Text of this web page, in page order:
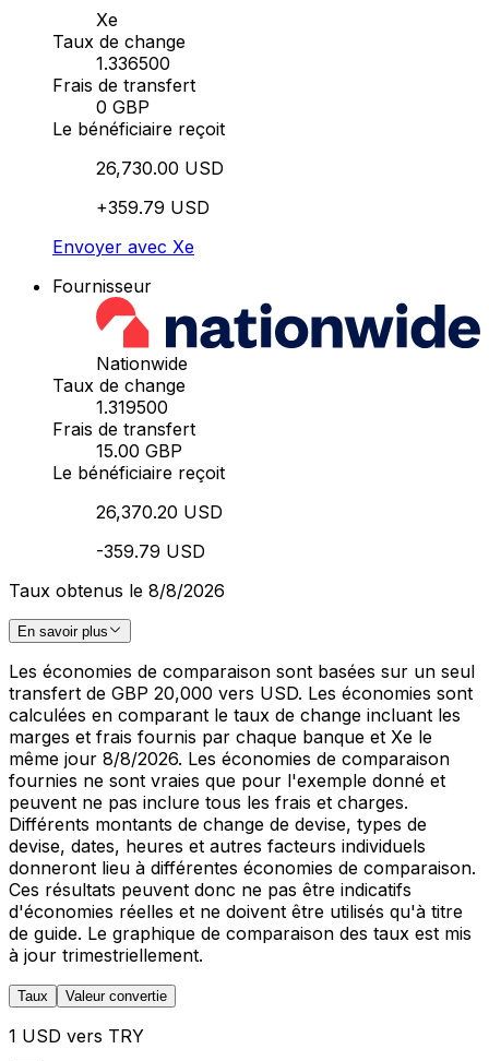
Xe
Taux de change
1.336500
Frais de transfert
0 GBP
Le bénéficiaire reçoit
26,730.00 USD
+359.79 USD
Envoyer avec Xe
Fournisseur
Nationwide
Taux de change
1.319500
Frais de transfert
15.00 GBP
Le bénéficiaire reçoit
26,370.20 USD
-359.79 USD
Taux obtenus le 8/8/2026
En savoir plus
Les économies de comparaison sont basées sur un seul
transfert de GBP 20,000 vers USD. Les économies sont
calculées en comparant le taux de change incluant les
marges et frais fournis par chaque banque et Xe le
même jour 8/8/2026. Les économies de comparaison
fournies ne sont vraies que pour l'exemple donné et
peuvent ne pas inclure tous les frais et charges.
Différents montants de change de devise, types de
devise, dates, heures et autres facteurs individuels
donneront lieu à différentes économies de comparaison.
Ces résultats peuvent donc ne pas être indicatifs
d'économies réelles et ne doivent être utilisés qu'à titre
de guide. Le graphique de comparaison des taux est mis
à jour trimestriellement.
Taux Valeur convertie
1 USD vers TRY